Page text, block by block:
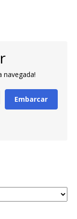
navegada!
Embarcar